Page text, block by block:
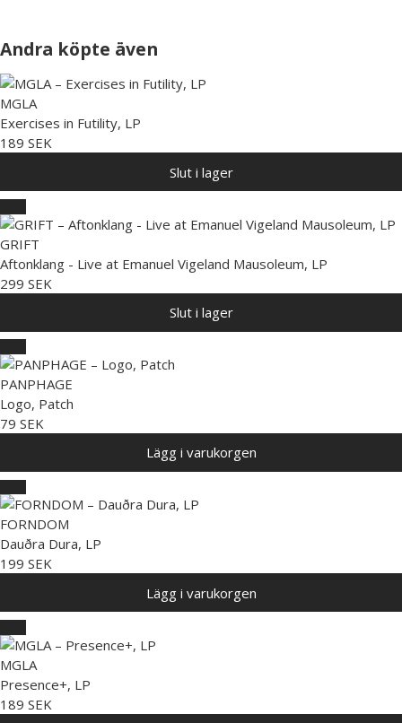
Andra köpte även
MGLA
Exercises in Futility, LP
189 SEK
Slut i lager
GRIFT
Aftonklang - Live at Emanuel Vigeland Mausoleum, LP
299 SEK
Slut i lager
PANPHAGE
Logo, Patch
79 SEK
Lägg i varukorgen
FORNDOM
Dauðra Dura, LP
199 SEK
Lägg i varukorgen
MGLA
Presence+, LP
189 SEK